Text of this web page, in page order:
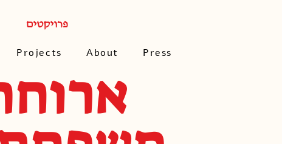
Projects About Press
פרויקטים